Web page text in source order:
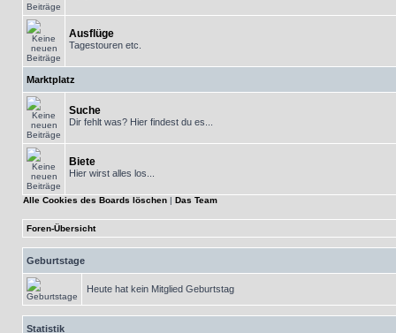
Ausflüge
Tagestouren etc.
Marktplatz
Suche
Dir fehlt was? Hier findest du es...
Biete
Hier wirst alles los...
Alle Cookies des Boards löschen | Das Team
Foren-Übersicht
Geburtstage
Heute hat kein Mitglied Geburtstag
Statistik